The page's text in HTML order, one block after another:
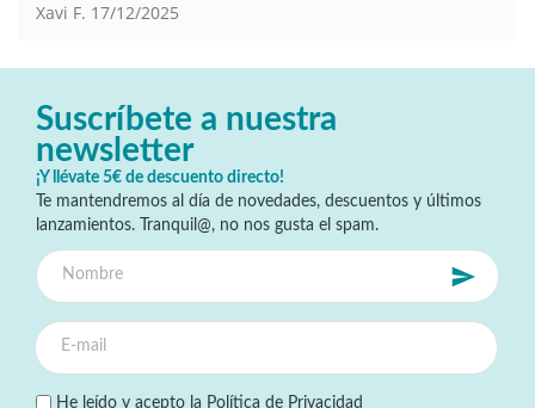
Xavi F. 17/12/2025
Suscríbete a nuestra
newsletter
¡Y llévate 5€ de descuento directo!
Te mantendremos al día de novedades, descuentos y últimos
lanzamientos. Tranquil@, no nos gusta el spam.
He leído y acepto la Política de Privacidad